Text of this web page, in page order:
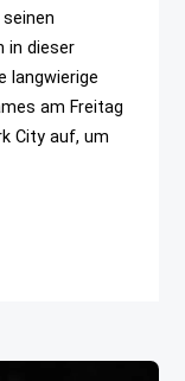
in dieser
langwierige
am Freitag
City auf, um